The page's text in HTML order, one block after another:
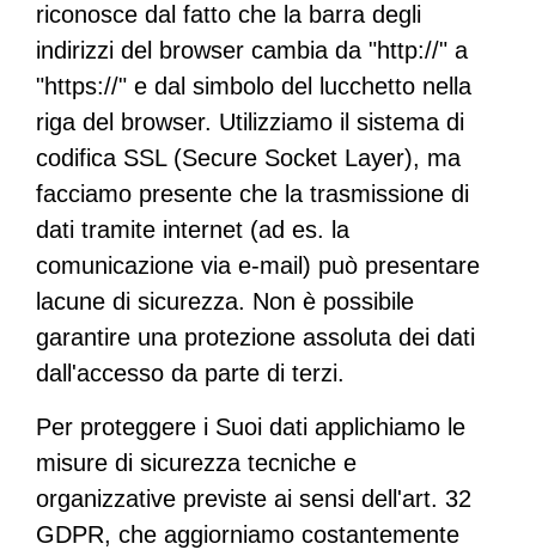
riconosce dal fatto che la barra degli
indirizzi del browser cambia da "http://" a
"https://" e dal simbolo del lucchetto nella
riga del browser. Utilizziamo il sistema di
codifica SSL (Secure Socket Layer), ma
facciamo presente che la trasmissione di
dati tramite internet (ad es. la
comunicazione via e-mail) può presentare
lacune di sicurezza. Non è possibile
garantire una protezione assoluta dei dati
dall'accesso da parte di terzi.
Per proteggere i Suoi dati applichiamo le
misure di sicurezza tecniche e
organizzative previste ai sensi dell'art. 32
GDPR, che aggiorniamo costantemente